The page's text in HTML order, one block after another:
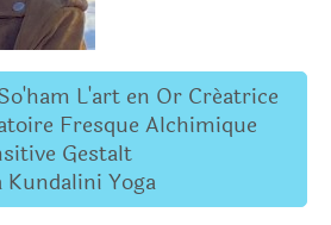
L'art en Or Créatrice
Fresque Alchimique
Gestalt
Yoga